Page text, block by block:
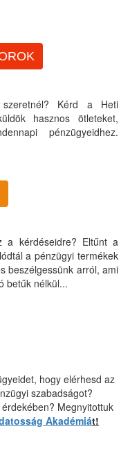
Kérd a Heti
hasznos ötleteket,
pénzügyeidhez.
a kérdéseidre? Eltűnt a
a pénzügyi termékek
beszélgessünk arról, ami
betűk nélkül...
hogy elérhesd az
szabadságot?
Megnyitottuk
Akadémiát!